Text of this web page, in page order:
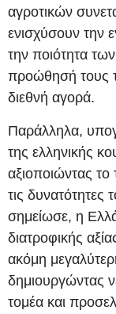
αγροτικών
ενισχύσουν την
την ποιότητα
προώθησή τους
διεθνή αγορά.
Παράλληλα,
της ελληνικής
αξιοποιώντας το
τις
σημείωσε, η
διατροφικής
ακόμη
δημιουργώντας
τομέα και